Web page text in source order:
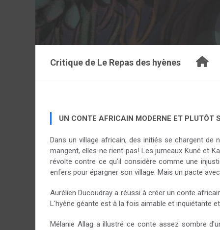
Critique de Le Repas des hyènes
UN CONTE AFRICAIN MODERNE ET PLUTÔT
Dans un village africain, des initiés se chargent de
mangent, elles ne rient pas! Les jumeaux Kuné et
révolte contre ce qu'il considère comme une
enfers pour épargner son village. Mais un pacte
Aurélien Ducoudray a réussi à créer un conte
L'hyène géante est à la fois aimable et inquiétante
Mélanie Allag a illustré ce conte assez sombre